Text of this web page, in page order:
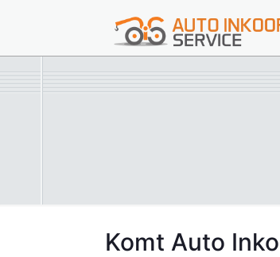
Komt Auto